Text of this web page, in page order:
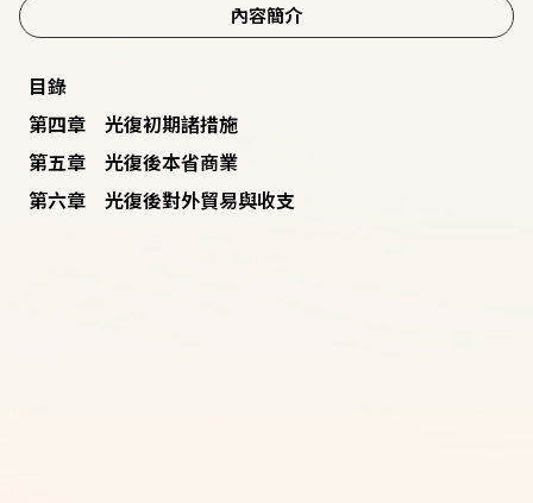
內容簡介
目錄
第四章 光復初期諸措施
第五章 光復後本省商業
第六章 光復後對外貿易與收支